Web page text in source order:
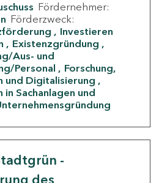
Fördernehmer:
Förderzweck:
Investieren
Existenzgründung
Aus- und
Personal
Forschung,
und Digitalisierung
Sachanlagen und
-